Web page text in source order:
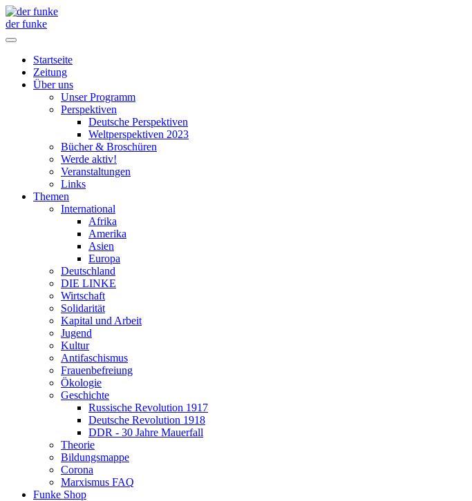
der funke
Startseite
Zeitung
Über uns
Unser Programm
Perspektiven
Deutsche Perspektiven
Weltperspektiven 2023
Bücher & Broschüren
Werde aktiv!
Veranstaltungen
Links
Themen
International
Afrika
Amerika
Asien
Europa
Deutschland
DIE LINKE
Wirtschaft
Solidarität
Kapital und Arbeit
Jugend
Kultur
Antifaschismus
Frauenbefreiung
Ökologie
Geschichte
Russische Revolution 1917
Deutsche Revolution 1918
DDR - 30 Jahre Mauerfall
Theorie
Bildungsmappe
Corona
Marxismus FAQ
Funke Shop